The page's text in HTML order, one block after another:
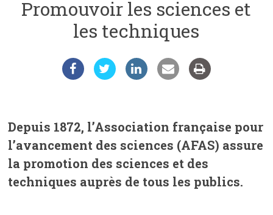
Promouvoir les sciences et
les techniques
Depuis 1872, l’Association française pour
l’avancement des sciences (AFAS) assure
la promotion des sciences et des
techniques auprès de tous les publics.